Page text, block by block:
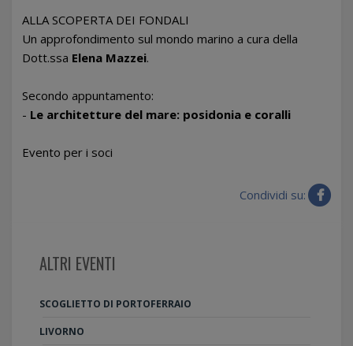
ALLA SCOPERTA DEI FONDALI
Un approfondimento sul mondo marino a cura della
Dott.ssa Elena Mazzei.
Secondo appuntamento:
- Le architetture del mare: posidonia e coralli
Evento per i soci
Condividi su:
ALTRI EVENTI
SCOGLIETTO DI PORTOFERRAIO
LIVORNO